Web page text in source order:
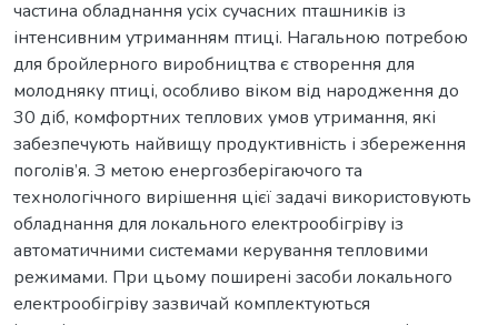
частина обладнання усіх сучасних пташників із
інтенсивним утриманням птиці. Нагальною потребою
для бройлерного виробництва є створення для
молодняку птиці, особливо віком від народження до
30 діб, комфортних теплових умов утримання, які
забезпечують найвищу продуктивність і збереження
поголів’я. З метою енергозберігаючого та
технологічного вирішення цієї задачі використовують
обладнання для локального електрообігріву із
автоматичними системами керування тепловими
режимами. При цьому поширені засоби локального
електрообігріву зазвичай комплектуються